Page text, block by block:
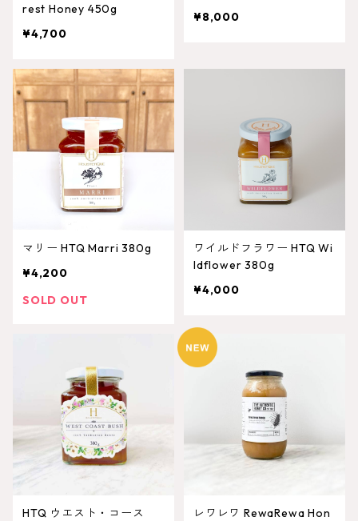
rest Honey 450g
¥4,700
¥8,000
マリー HTQ Marri 380g
¥4,200
SOLD OUT
ワイルドフラワー HTQ Wi
ldflower 380g
¥4,000
HTQ ウエスト・コース
レワレワ RewaRewa Hon